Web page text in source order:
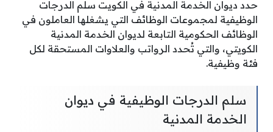
حدد ديوان الخدمة المدنية في الكويت سلم الدرجات
الوظيفية لمجموعات الوظائف التي يشغلها العاملون في
الوظائف الحكومية التابعة لديوان الخدمة المدنية
الكويتي، والتي تُحدد الرواتب والعلاوات المستحقة لكل
فئة وظيفية.
سلم الدرجات الوظيفية في ديوان
الخدمة المدنية